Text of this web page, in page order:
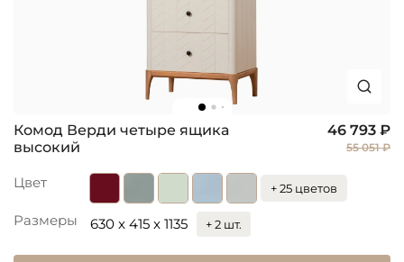
Комод Верди четыре ящика
высокий
46 793 ₽
55 051 ₽
Цвет + 25 цветов
Размеры 630 x 415 x 1135 + 2 шт.